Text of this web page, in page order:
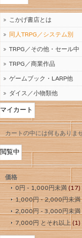
こかげ書店とは
同人TRPG／システム別
TRPG／その他・セール中
TRPG／商業作品
ゲームブック・LARP他
ダイス／小物類他
マイカート
カートの中には何もありま
閲覧中
価格
0円 - 1,000円未満 (17)
1,000円-2,000円未満
2,000円-3,000円未満
7,000円とそれ以上(1)